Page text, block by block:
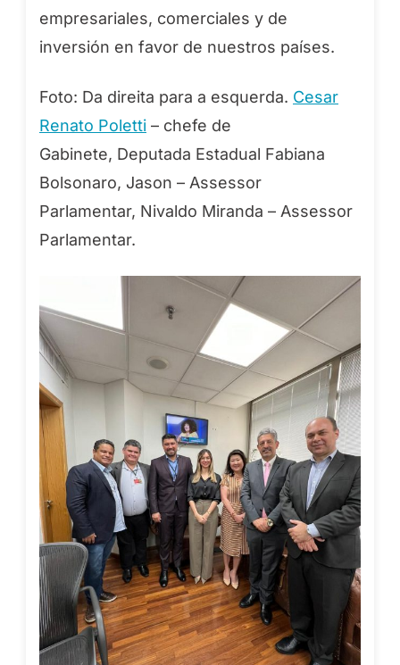
empresariales, comerciales y de
inversión en favor de nuestros países.
Foto: Da direita para a esquerda. Cesar
Renato Poletti – chefe de
Gabinete, Deputada Estadual Fabiana
Bolsonaro, Jason – Assessor
Parlamentar, Nivaldo Miranda – Assessor
Parlamentar.